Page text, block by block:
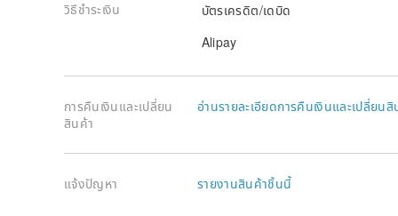
วิธีชำระเงิน
บัตรเครดิต/เดบิด
Alipay
การคืนเงินและเปลี่ยน
สินค้า
อ่านรายละเอียดการคืนเงินและเปลี่ยนสิ
แจ้งปัญหา รายงานสินค้าชิ้นนี้